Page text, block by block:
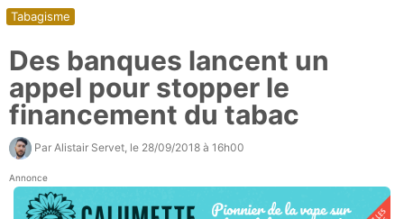
Tabagisme
Des banques lancent un
appel pour stopper le
financement du tabac
Par Alistair Servet , le 28/09/2018 à 16h00
Annonce